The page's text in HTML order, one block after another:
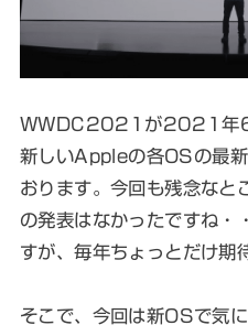
WWDC2021が2021年6
新しいAppleの各OSの最
おります。今回も残念なと
の発表はなかったですね・
すが、毎年ちょっとだけ期
そこで、今回は新OSで気